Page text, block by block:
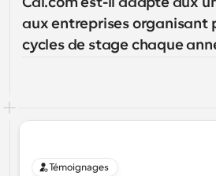
aux entreprises organisant
cycles de stage chaque
Témoignages